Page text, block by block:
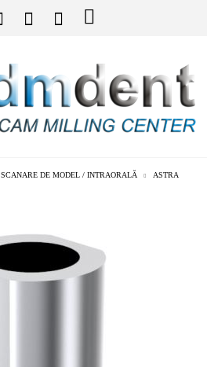
SCANARE DE MODEL / INTRAORALĂ ASTRA